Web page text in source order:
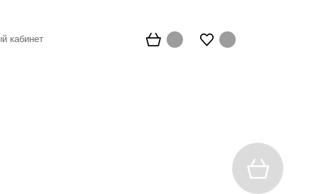
кабинет